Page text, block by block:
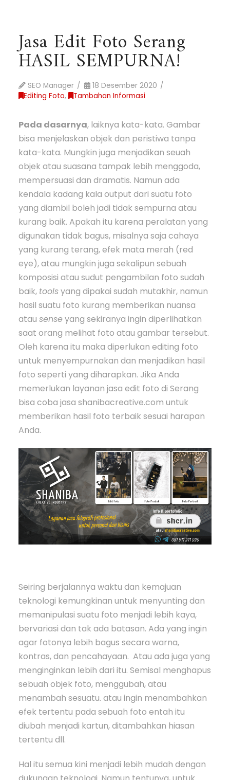
Jasa Edit Foto Serang
HASIL SEMPURNA!
SEO Manager
18 Desember 2020
Editing Foto, Tambahan Informasi
Pada dasarnya, laiknya kata-kata. Gambar
bisa menjelaskan objek dan peristiwa tanpa
kata-kata. Mungkin juga menjadikan seuah
objek atau suasana tampak lebih menggoda,
mempersuasi dan dramatis. Namun ada
kendala kadang kala output dari suatu foto
yang diambil boleh jadi tidak sempurna atau
kurang baik. Apakah itu karena peralatan yang
digunakan tidak bagus, misalnya saja cahaya
yang kurang terang, efek mata merah (red
eye), atau mungkin juga sekalipun sebuah
komposisi atau sudut pengambilan foto sudah
baik, toolsyang dipakai sudah mutakhir, namun
hasil suatu foto kurang memberikan nuansa
atausenseyang sekiranya ingin diperlihatkan
saat orang melihat foto atau gambar tersebut.
Oleh karena itu maka diperlukan editing foto
untuk menyempurnakan dan menjadikan hasil
foto seperti yang diharapkan. Jika Anda
memerlukan layanan jasa edit foto di Serang
bisa coba jasa shanibacreative.com untuk
memberikan hasil foto terbaik sesuai harapan
Anda.
Seiring berjalannya waktu dan kemajuan
teknologi kemungkinan untuk menyunting dan
memanipulasi suatu foto menjadi lebih kaya,
bervariasi dan tak ada batasan. Ada yang ingin
agar fotonya lebih bagus secara warna,
kontras, dan pencahayaan. Atau ada juga yang
menginginkan lebih dari itu. Semisal menghapus
sebuah objek foto, menggubah, atau
menambah sesuatu. atau ingin menambahkan
efek tertentu pada sebuah foto entah itu
diubah menjadi kartun, ditambahkan hiasan
tertentu dll.
Hal itu semua kini menjadi lebih mudah dengan